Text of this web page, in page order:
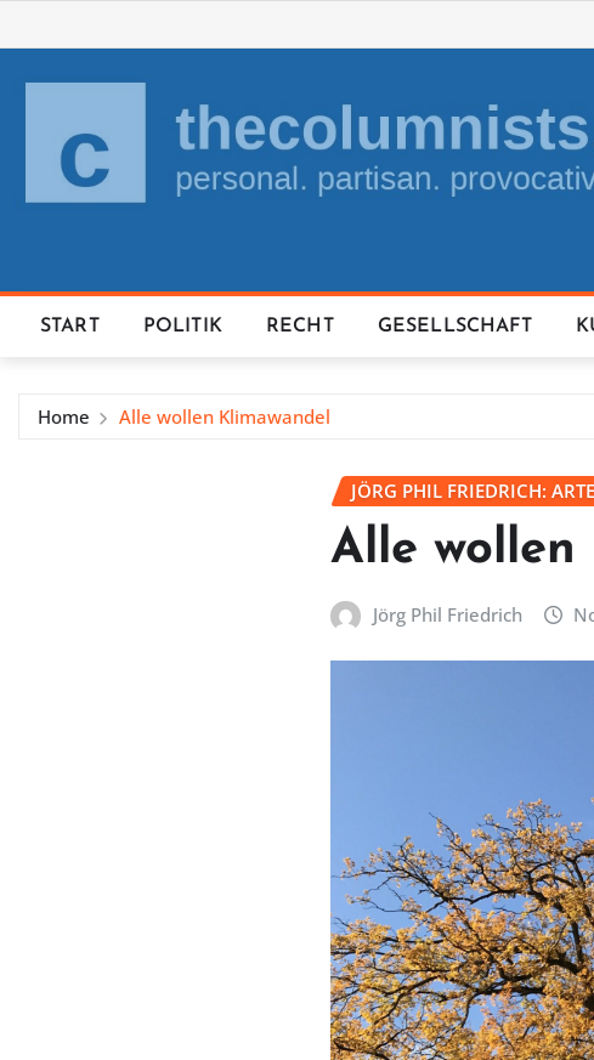
to
content
START POLITIK RECHT GESELLSCHAFT
Home Alle wollen Klimawandel
JÖRG PHIL FRIEDRICH:
Alle wollen
Jörg Phil Friedrich